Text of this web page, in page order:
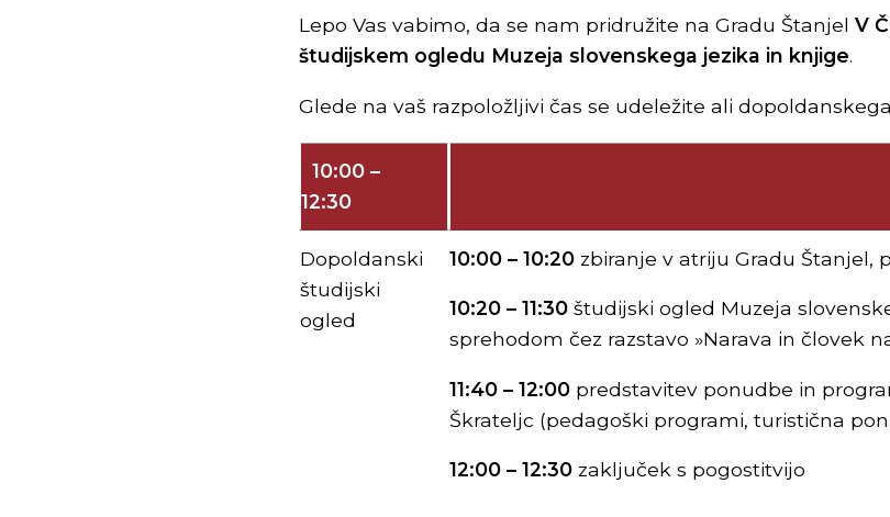
Lepo Vas vabimo, da se nam pridružite na Gradu Štanjel V
študijskem ogledu Muzeja slovenskega jezika in knjige.
Glede na vaš razpoložljivi čas se udeležite ali
10:00 –
12:30
Dopoldanski
študijski
ogled
10:00 – 10:20 zbiranje v atriju Gradu Štanjel,
10:20 – 11:30 študijski ogled Muzeja
sprehodom čez razstavo »Narava in človek
11:40 – 12:00 predstavitev ponudbe in
Škrateljc (pedagoški programi, turistična
12:00 – 12:30 zaključek s pogostitvijo